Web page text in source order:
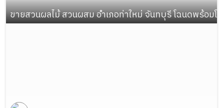
ขายสวนผลไม้ สวนผสม อำเภอท่าใหม่ จันทบุรี โฉนดพร้อมโ